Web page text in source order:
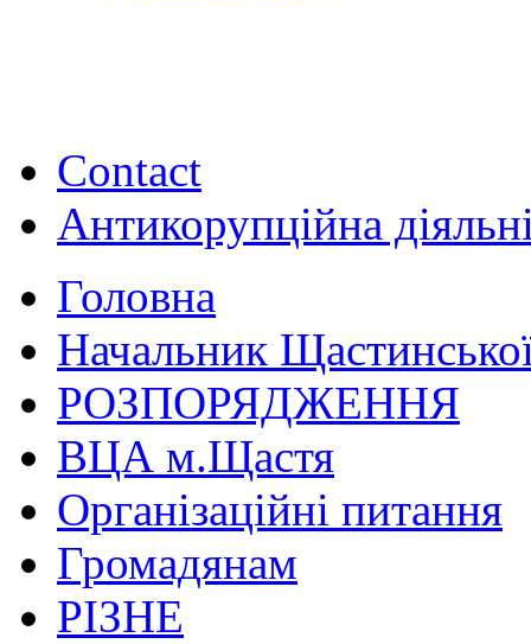
Contact
Антикорупційна
Головна
Начальник
РОЗПОРЯДЖЕННЯ
ВЦА м.Щастя
Організаційні питання
Громадянам
РІЗНЕ